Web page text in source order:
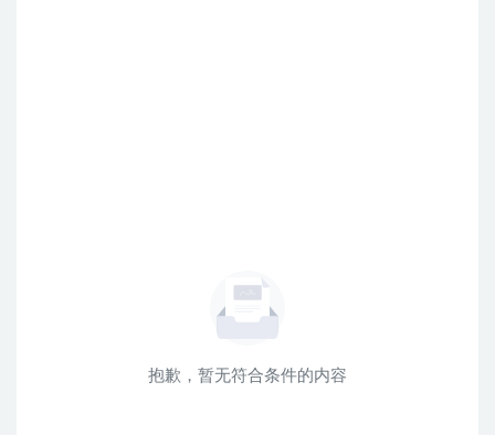
抱歉，暂无符合条件的内容